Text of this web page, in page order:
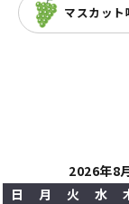
マスカット
2026年8
日
月 火 水